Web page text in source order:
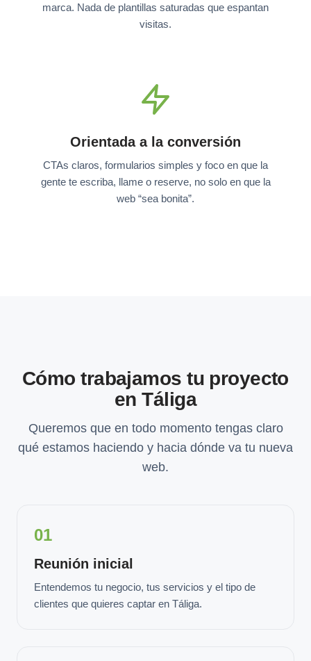
marca. Nada de plantillas saturadas que espantan
visitas.
Orientada a la conversión
CTAs claros, formularios simples y foco en que la
gente te escriba, llame o reserve, no solo en que la
web “sea bonita”.
Cómo trabajamos tu proyecto
en Táliga
Queremos que en todo momento tengas claro
qué estamos haciendo y hacia dónde va tu nueva
web.
01
Reunión inicial
Entendemos tu negocio, tus servicios y el tipo de
clientes que quieres captar en Táliga.